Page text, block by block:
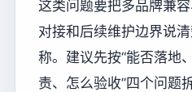
这类问题要把多品牌兼
对接和后续维护边界说
称。建议先按“能否落地
责、怎么验收”四个问题